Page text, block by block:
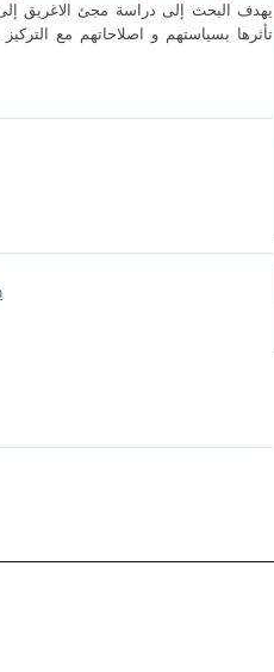
يهدف البحث إلى دراسة مجئ الاغريق إلى
تأثرها بسياستهم و اصلاحاتهم مع